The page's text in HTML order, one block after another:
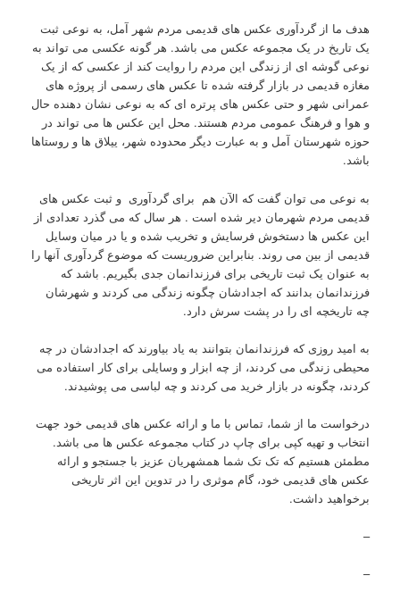
هدف ما از گردآوری عکس های قدیمی مردم شهر آمل، به نوعی ثبت
یک تاریخ در یک مجموعه عکس می باشد. هر گونه عکسی می تواند به
نوعی گوشه ای از زندگی این مردم را روایت کند از عکسی که از یک
مغازه قدیمی در بازار گرفته شده تا عکس های رسمی از پروژه های
عمرانی شهر و حتی عکس های پرتره ای که به نوعی نشان دهنده حال
و هوا و فرهنگ عمومی مردم هستند. محل این عکس ها می تواند در
حوزه شهرستان آمل و به عبارت دیگر محدوده شهر، ییلاق ها و روستاها
باشد.
به نوعی می توان گفت که الآن هم برای گردآوری و ثبت عکس های
قدیمی مردم شهرمان دیر شده است . هر سال که می گذرد تعدادی از
این عکس ها دستخوش فرسایش و تخریب شده و یا در میان وسایل
قدیمی از بین می روند. بنابراین ضروریست که موضوع گردآوری آنها را
به عنوان یک ثبت تاریخی برای فرزندانمان جدی بگیریم. باشد که
فرزندانمان بدانند که اجدادشان چگونه زندگی می کردند و شهرشان
چه تاریخچه ای را در پشت سرش دارد.
به امید روزی که فرزندانمان بتوانند به یاد بیاورند که اجدادشان در چه
محیطی زندگی می کردند، از چه ابزار و وسایلی برای کار استفاده می
کردند، چگونه در بازار خرید می کردند و چه لباسی می پوشیدند.
درخواست ما از شما، تماس با ما و ارائه عکس های قدیمی خود جهت
انتخاب و تهیه کپی برای چاپ در کتاب مجموعه عکس ها می باشد.
مطمئن هستیم که تک تک شما همشهریان عزیز با جستجو و ارائه
عکس های قدیمی خود، گام موثری را در تدوین این اثر تاریخی
برخواهید داشت.
–
–